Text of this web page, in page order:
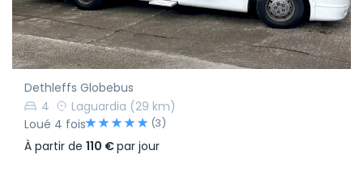
Dethleffs Globebus
4
Laguardia (29 km)
Loué 4 fois
(3)
À partir de 110 €par jour